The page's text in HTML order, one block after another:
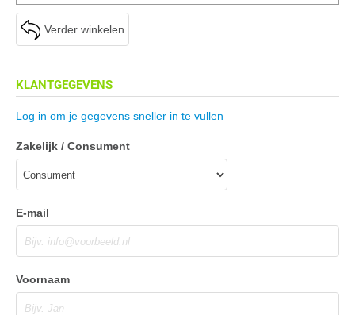
Verder winkelen
KLANTGEGEVENS
Log in om je gegevens sneller in te vullen
Zakelijk / Consument
E-mail
Voornaam